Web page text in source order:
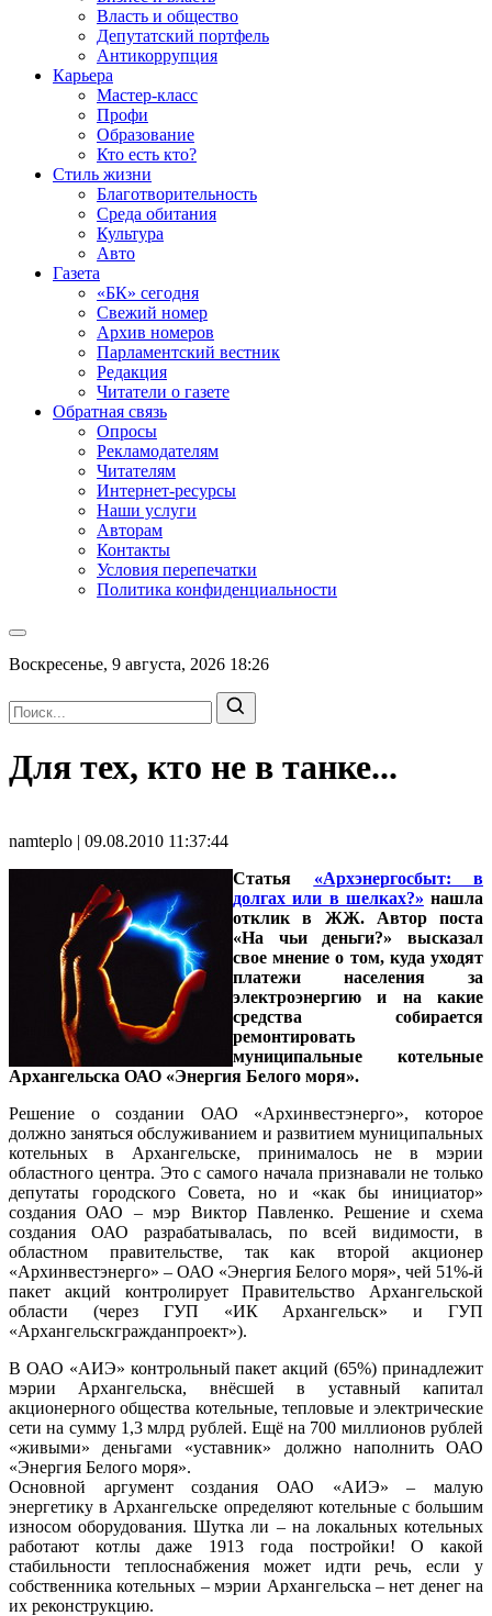
Власть и общество
Депутатский портфель
Антикоррупция
Карьера
Мастер-класс
Профи
Образование
Кто есть кто?
Стиль жизни
Благотворительность
Среда обитания
Культура
Авто
Газета
«БК» сегодня
Свежий номер
Архив номеров
Парламентский вестник
Редакция
Читатели о газете
Обратная связь
Опросы
Рекламодателям
Читателям
Интернет-ресурсы
Наши услуги
Авторам
Контакты
Условия перепечатки
Политика конфиденциальности
Воскресенье, 9 августа, 2026 18:26
Для тех, кто не в танке...
namteplo | 09.08.2010 11:37:44
Статья «Арxэнергосбыт: в
долгах или в шелках?» нашла
отклик в ЖЖ. Автор поста
«На чьи деньги?» высказал
свое мнение о том, куда уходят
платежи населения за
электроэнергию и на какие
средства собирается
ремонтировать
муниципальные котельные
Архангельска ОАО «Энергия Белого моря».
Решение о создании ОАО «Архинвестэнерго», которое
должно заняться обслуживанием и развитием муниципальных
котельных в Архангельске, принималось не в мэрии
областного центра. Это с самого начала признавали не только
депутаты городского Совета, но и «как бы инициатор»
создания ОАО – мэр Виктор Павленко. Решение и схема
создания ОАО разрабатывалась, по всей видимости, в
областном правительстве, так как второй акционер
«Архинвестэнерго» – ОАО «Энергия Белого моря», чей 51%-й
пакет акций контролирует Правительство Архангельской
области (через ГУП «ИК Архангельск» и ГУП
«Архангельскгражданпроект»).
В ОАО «АИЭ» контрольный пакет акций (65%) принадлежит
мэрии Архангельска, внёсшей в уставный капитал
акционерного общества котельные, тепловые и электрические
сети на сумму 1,3 млрд рублей. Ещё на 700 миллионов рублей
«живыми» деньгами «уставник» должно наполнить ОАО
«Энергия Белого моря».
Основной аргумент создания ОАО «АИЭ» – малую
энергетику в Архангельске определяют котельные с большим
износом оборудования. Шутка ли – на локальных котельных
работают котлы даже 1913 года постройки! О какой
стабильности теплоснабжения может идти речь, если у
собственника котельных – мэрии Архангельска – нет денег на
их реконструкцию.